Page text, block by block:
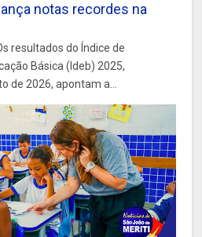
notas recordes na
resultados do Índice de
Básica (Ideb) 2025,
de 2026, apontam a...